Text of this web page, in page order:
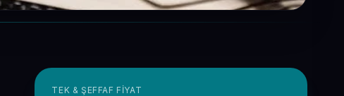
TEK & ŞEFFAF FIYAT